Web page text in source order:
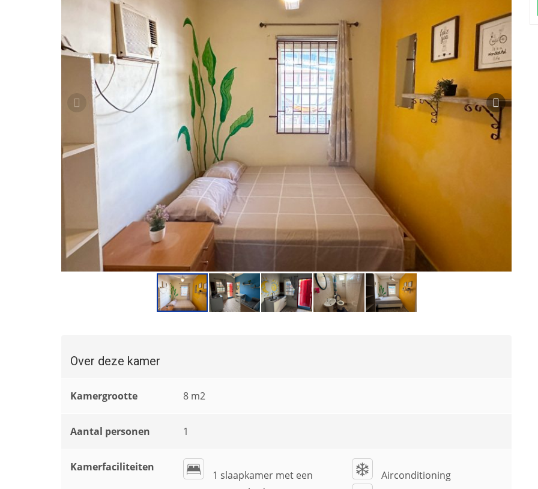
Over deze kamer
Kamergrootte 8 m2
Aantal personen 1
Kamerfaciliteiten
1 slaapkamer met een
Airconditioning